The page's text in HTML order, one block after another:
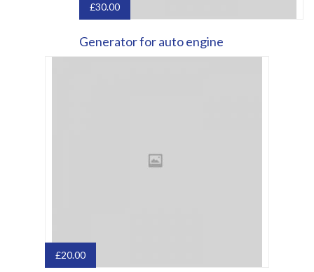
£30.00
Generator for auto engine
£20.00